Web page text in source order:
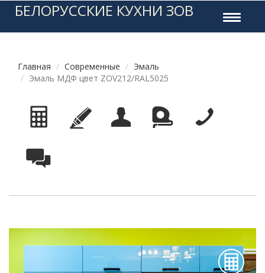
Toggle
БЕЛОРУССКИЕ КУХНИ ЗОВ
Главная Современные
Эмаль
Эмаль МДФ цвет ZOV212/RAL5025